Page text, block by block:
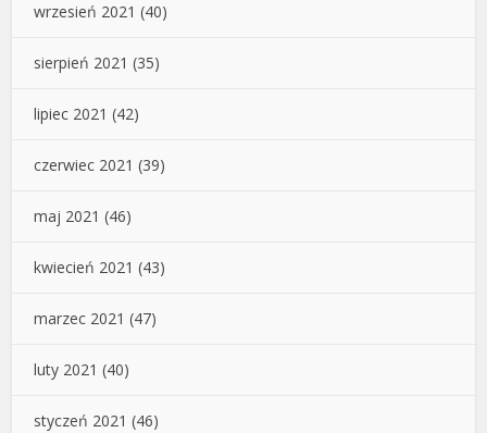
wrzesień 2021 (40)
sierpień 2021 (35)
lipiec 2021 (42)
czerwiec 2021 (39)
maj 2021 (46)
kwiecień 2021 (43)
marzec 2021 (47)
luty 2021 (40)
styczeń 2021 (46)